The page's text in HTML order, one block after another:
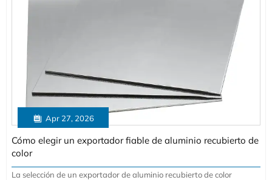
 Apr 27, 2026
Cómo elegir un exportador fiable de aluminio recubierto de
color
La selección de un exportador de aluminio recubierto de color